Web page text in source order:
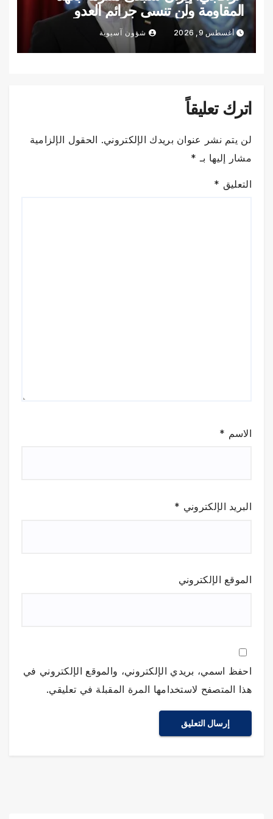
المقاومة ولن تنسى جرائم العدو
أغسطس 9, 2026 شؤون آسيوية
اترك تعليقاً
لن يتم نشر عنوان بريدك الإلكتروني. الحقول الإلزامية
مشار إليها بـ *
التعليق *
الاسم *
البريد الإلكتروني *
الموقع الإلكتروني
احفظ اسمي، بريدي الإلكتروني، والموقع الإلكتروني في
هذا المتصفح لاستخدامها المرة المقبلة في تعليقي.